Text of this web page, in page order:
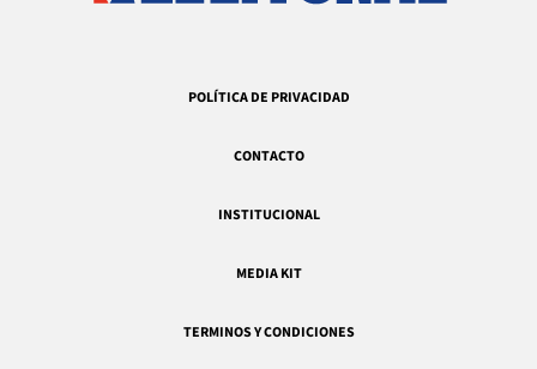
POLÍTICA DE PRIVACIDAD
CONTACTO
INSTITUCIONAL
MEDIA KIT
TERMINOS Y CONDICIONES